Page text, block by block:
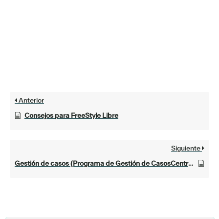
Anterior
Consejos para FreeStyle Libre
Siguiente
Gestión de casos (Programa de Gestión de CasosCentral Health)